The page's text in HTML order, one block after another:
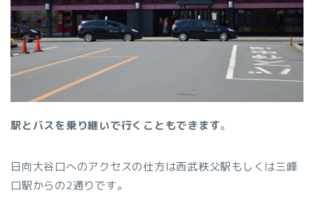
駅とバスを乗り継いで行くこともできます。
日向大谷口へのアクセスの仕方は西武秩父駅もしくは三峰
口駅からの2通りです。